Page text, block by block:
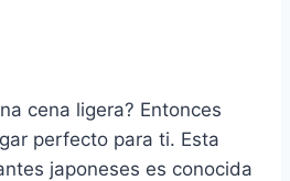
cena ligera? Entonces
perfecto para ti. Esta
japoneses es conocida